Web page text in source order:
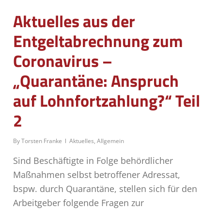
Aktuelles aus der
Entgeltabrechnung zum
Coronavirus –
„Quarantäne: Anspruch
auf Lohnfortzahlung?“ Teil
2
ByTorsten Franke Aktuelles, Allgemein
Sind Beschäftigte in Folge behördlicher
Maßnahmen selbst betroffener Adressat,
bspw. durch Quarantäne, stellen sich für den
Arbeitgeber folgende Fragen zur